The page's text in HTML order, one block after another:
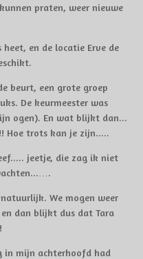
praten, weer nieuwe
en de locatie Erve de
beurt, een grote groep
De keurmeester was
ogen). En wat blijkt dan...
Hoe trots kan je zijn.....
jeetje, die zag ik niet
We mogen weer
dan blijkt dus dat Tara
mijn achterhoofd had